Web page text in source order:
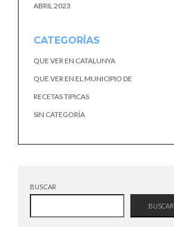
ABRIL 2023
CATEGORÍAS
QUE VER EN CATALUNYA
QUE VER EN EL MUNICIPIO DE
RECETAS TIPICAS
SIN CATEGORÍA
BUSCAR
BUSCAR